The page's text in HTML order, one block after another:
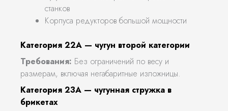
станков
Корпуса редукторов большой мощности
Категория 22А — чугун второй категории
Требования: Без ограничений по весу и
размерам, включая негабаритные изложницы.
Категория 23А — чугунная стружка в
брикетах